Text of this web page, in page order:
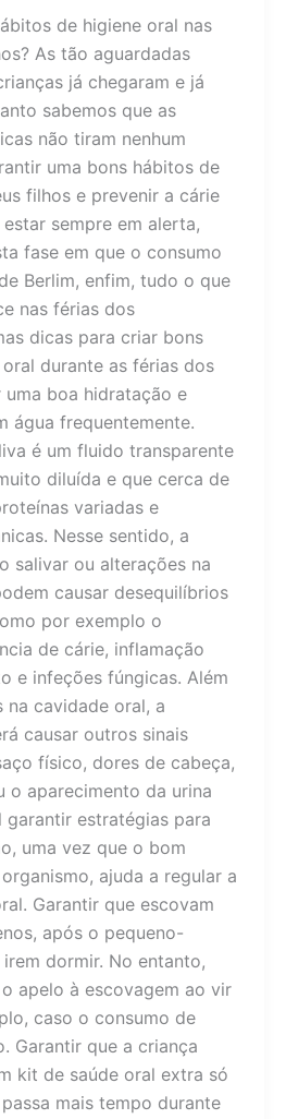
de higiene oral nas
As tão aguardadas
já chegaram e já
sabemos que as
não tiram nenhum
uma bons hábitos de
filhos e prevenir a cárie
sempre em alerta,
fase em que o consumo
Berlim, enfim, tudo o que
nas férias dos
dicas para criar bons
durante as férias dos
uma boa hidratação e
água frequentemente.
é um fluido transparente
diluída e que cerca de
variadas e
Nesse sentido, a
salivar ou alterações na
causar desequilíbrios
por exemplo o
de cárie, inflamação
e infeções fúngicas. Além
na cavidade oral, a
causar outros sinais
físico, dores de cabeça,
o aparecimento da urina
garantir estratégias para
uma vez que o bom
ajuda a regular a
Garantir que escovam
após o pequeno-
dormir. No entanto,
apelo à escovagem ao vir
caso o consumo de
Garantir que a criança
kit de saúde oral extra só
mais tempo durante